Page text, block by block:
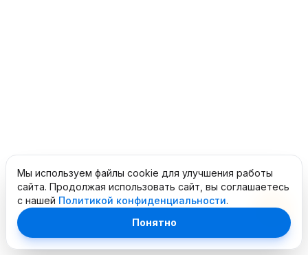
Мы используем файлы cookie для улучшения работы
сайта. Продолжая использовать сайт, вы соглашаетесь
с нашей Политикой конфиденциальности.
Понятно